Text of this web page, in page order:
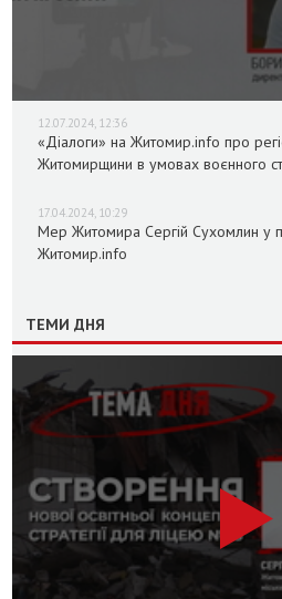
12.07.2024, 12:36
«Діалоги» на Житомир.info про
Житомирщини в умовах воєнного
17.04.2024, 10:29
Мер Житомира Сергій Сухомлин у
Житомир.info
ТЕМИ ДНЯ